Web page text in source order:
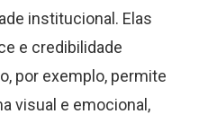
institucional. Elas
e credibilidade
por exemplo, permite
visual e emocional,